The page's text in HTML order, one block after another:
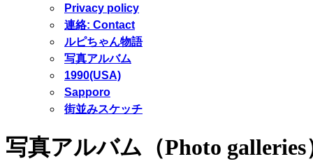
Privacy policy
連絡: Contact
ルピちゃん物語
写真アルバム
1990(USA)
Sapporo
街並みスケッチ
写真アルバム（Photo galleries